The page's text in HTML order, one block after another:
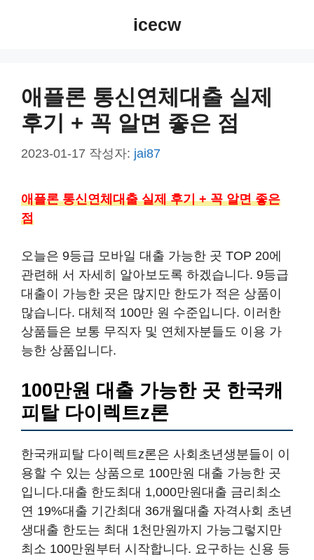
icecw
애플론 통신연체대출 실제
후기 + 꼭 알면 좋은 점
2023-01-17 작성자: jai87
애플론 통신연체대출 실제 후기 + 꼭 알면 좋은
점
오늘은 9등급 모바일 대출 가능한 곳 TOP 20에
관련해 서 자세히 알아보도록 하겠습니다. 9등급
대출이 가능한 곳은 많지만 한도가 적은 상품이
많습니다. 대체적 100만 원 수준입니다. 이러한
상품들은 보통 무직자 및 연체자분들도 이용 가
능한 상품입니다.
100만원 대출 가능한 곳 한국캐
피탈 다이렉트z론
한국캐피탈 다이렉트z론은 사회초년생분들이 이
용할 수 있는 상품으로 100만원 대출 가능한 곳
입니다.대출 한도최대 1,000만원대출 금리최소
연 19%대출 기간최대 36개월대출 자격사회 초년
생대출 한도는 최대 1천만원까지 가능그렇지만
최소 100만원부터 시작합니다. 요구하는 신용 등